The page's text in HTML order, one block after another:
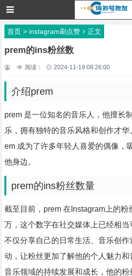
首页> instagram刷点赞 正文
prem的ins粉丝数
阅读： 2024-11-19 08:26:00
介绍prem
prem 是一位知名的音乐人，他擅长
乐，拥有独特的音乐风格和创作才
em 成为了许多年轻人喜爱的偶像，
他身边。
prem的ins粉丝数量
截至目前，prem 在Instagram上的粉
万，这个数字在社交媒体上已经相当
不仅分享自己的日常生活、音乐创
动，让粉丝更加了解他的个人魅力
音乐领域的持续发展和成长，他的粉